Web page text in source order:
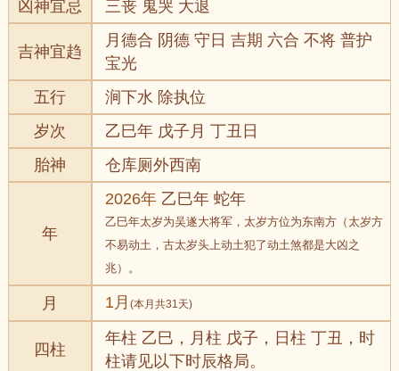
凶神宜忌
三丧 鬼哭 大退
吉神宜趋
月德合 阴德 守日 吉期 六合 不将 普护
宝光
五行
涧下水 除执位
岁次
乙巳年 戊子月 丁丑日
胎神
仓库厕外西南
年
2026年 乙巳年 蛇年
乙巳年太岁为吴遂大将军，太岁方位为东南方（太岁方
不易动土，古太岁头上动土犯了动土煞都是大凶之
兆）。
月 1月(本月共31天)
四柱
年柱 乙巳，月柱 戊子，日柱 丁丑，时
柱请见以下时辰格局。